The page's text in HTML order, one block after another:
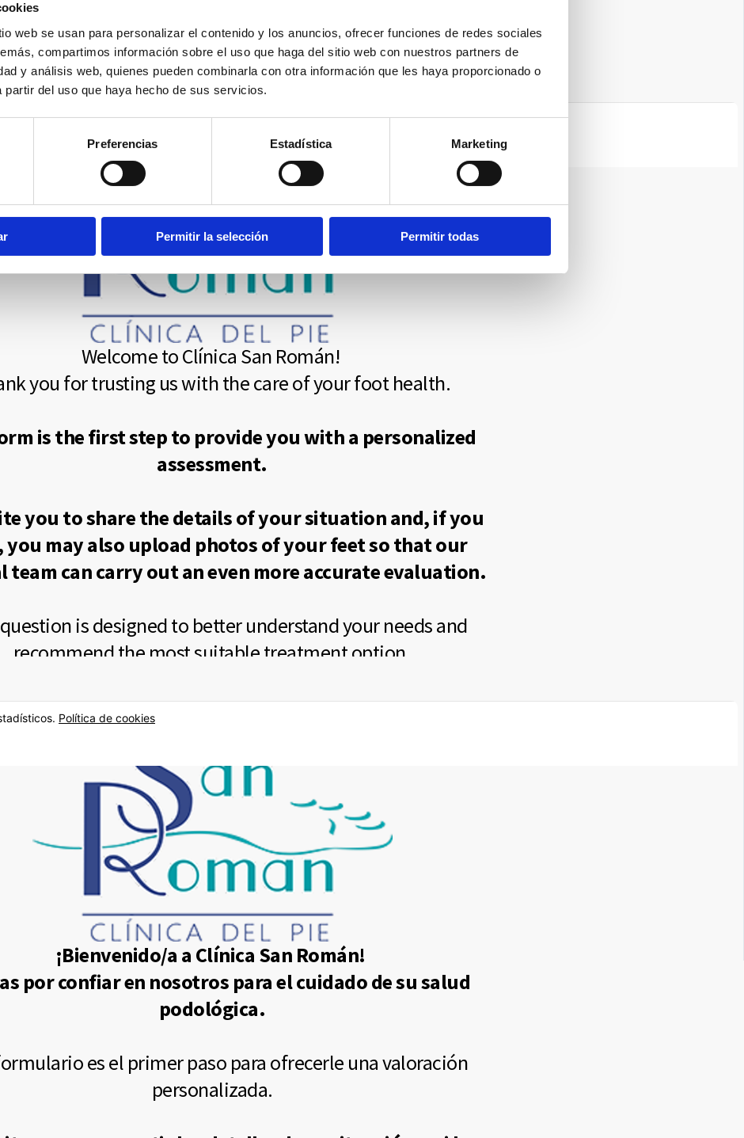
web se usan para personalizar el contenido y los anuncios, ofrecer funciones de redes sociales
compartimos información sobre el uso que haga del sitio web con nuestros partners de
y análisis web, quienes pueden combinarla con otra información que les haya proporcionado o
partir del uso que haya hecho de sus servicios.
Preferencias Estadística Marketing
Permitir la selección Permitir todas